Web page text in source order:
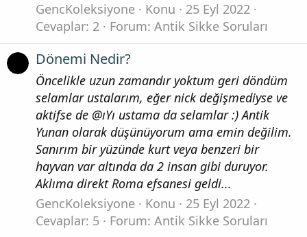
GencKoleksiyone
Konu
25 Eyl 2022
Cevaplar: 2
Forum: Antik Sikke Soruları
Dönemi Nedir?
Öncelikle uzun zamandır yoktum geri döndüm
selamlar ustalarım, eğer nick değişmediyse ve
aktifse de @ıYı ustama da selamlar :) Antik
Yunan olarak düşünüyorum ama emin değilim.
Sanırım bir yüzünde kurt veya benzeri bir
hayvan var altında da 2 insan gibi duruyor.
Aklıma direkt Roma efsanesi geldi...
GencKoleksiyone
Konu
25 Eyl 2022
Cevaplar: 5
Forum: Antik Sikke Soruları